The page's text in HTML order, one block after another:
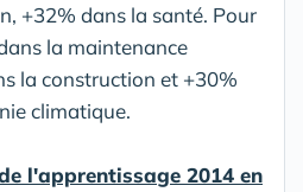
+32% dans la santé. Pour
la maintenance
la construction et +30%
climatique.
l'apprentissage 2014 en